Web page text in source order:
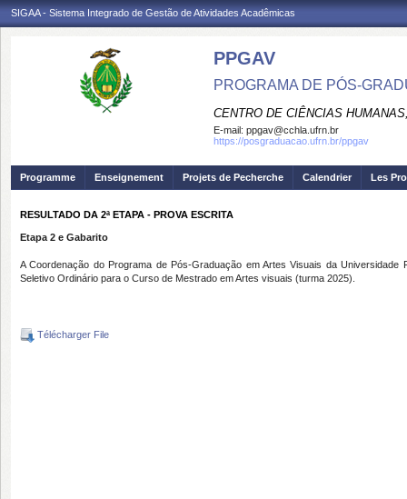
SIGAA - Sistema Integrado de Gestão de Atividades Acadêmicas
PPGAV
PROGRAMA DE PÓS-
CENTRO DE CIÊNCIAS
E-mail: ppgav@cchla.ufrn.br
https://posgraduacao.ufrn.br/ppgav
Programme Enseignement Projets de Pecherche Calendrier Les
RESULTADO DA 2ª ETAPA - PROVA ESCRITA
Etapa 2 e Gabarito
A Coordenação do Programa de Pós-Graduação em Artes Visuais da
Seletivo Ordinário para o Curso de Mestrado em Artes visuais (turma 2025).
Télécharger File